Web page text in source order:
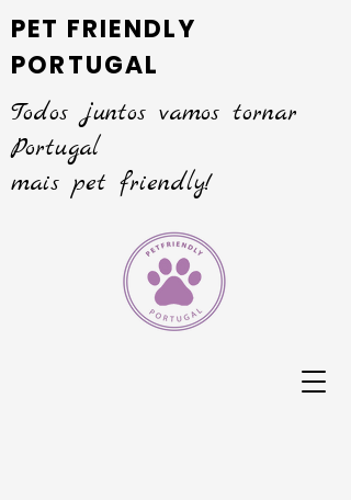
PET FRIENDLY
PORTUGAL
Todos juntos vamos tornar
Portugal
mais pet friendly!